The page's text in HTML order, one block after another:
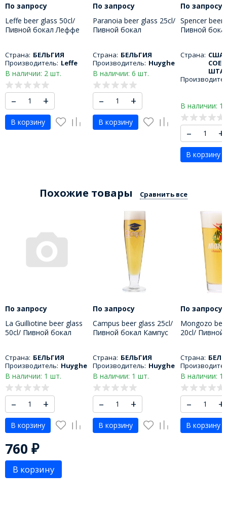
По запросу
Leffe beer glass 50cl/
Пивной бокал Леффе
Страна: БЕЛЬГИЯ
Производитель: Leffe
В наличии: 2 шт.
– +
В корзину
По запросу
Paranoia beer glass 25cl/
Пивной бокал
Страна: БЕЛЬГИЯ
Производитель: Huyghe
В наличии: 6 шт.
– +
В корзину
По запросу
Spencer beer
Пивной
Страна: США
В наличии: 1
– +
В корзину
Похожие товары Сравнить все
По запросу
La Guilliotine beer glass
50cl/ Пивной бокал
Страна: БЕЛЬГИЯ
Производитель: Huyghe
В наличии: 1 шт.
– +
В корзину
По запросу
Campus beer glass 25cl/
Пивной бокал Кампус
Страна: БЕЛЬГИЯ
Производитель: Huyghe
В наличии: 1 шт.
– +
В корзину
По запросу
Mongozo
20cl/ Пивной
Страна:
В наличии: 1
– +
В корзину
760 ₽
В корзину